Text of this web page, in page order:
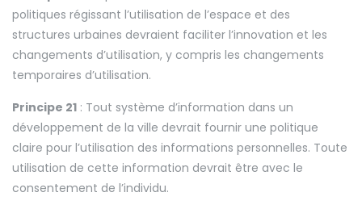
politiques régissant l’utilisation de l’espace et des
structures urbaines devraient faciliter l’innovation et les
changements d’utilisation, y compris les changements
temporaires d’utilisation.
Principe 21 : Tout système d’information dans un
développement de la ville devrait fournir une politique
claire pour l’utilisation des informations personnelles. Toute
utilisation de cette information devrait être avec le
consentement de l’individu.